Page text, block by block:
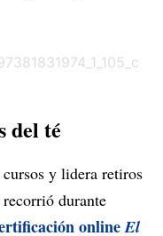
del té
cursos y lidera retiros
durante
onlineEl